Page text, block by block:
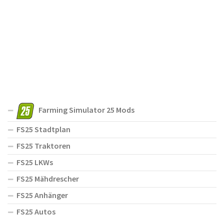
Farming Simulator 25 Mods
FS25 Stadtplan
FS25 Traktoren
FS25 LKWs
FS25 Mähdrescher
FS25 Anhänger
FS25 Autos